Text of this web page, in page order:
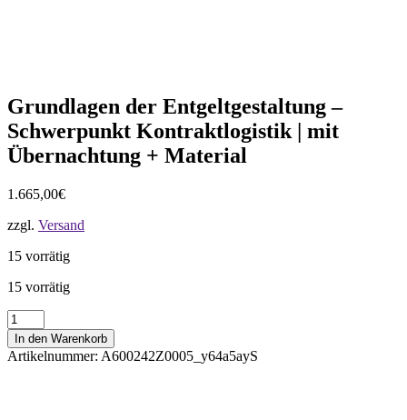
Grundlagen der Entgeltgestaltung –
Schwerpunkt Kontraktlogistik | mit
Übernachtung + Material
1.665,00€
zzgl. Versand
15 vorrätig
15 vorrätig
Grundlagen
der
Entgeltgestaltung
-
In den Warenkorb
Artikelnummer: A600242Z0005_y64a5ayS